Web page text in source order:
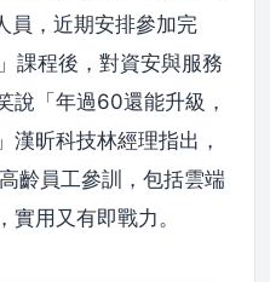
員，近期安排參加完
課程後，對資安與服務
說「年過60還能升級，
漢昕科技林經理指出，
齡員工參訓，包括雲端
實用又有即戰力。